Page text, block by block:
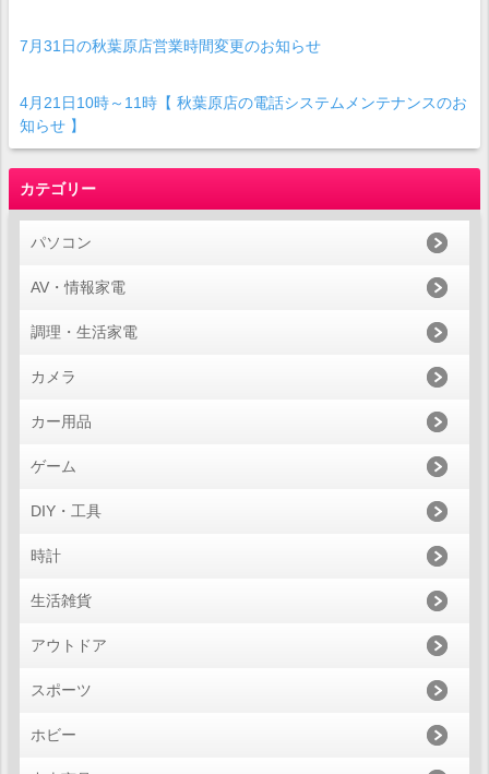
7月31日の秋葉原店営業時間変更のお知らせ
4月21日10時～11時【 秋葉原店の電話システムメンテナンスのお
知らせ 】
カテゴリー
パソコン
AV・情報家電
調理・生活家電
カメラ
カー用品
ゲーム
DIY・工具
時計
生活雑貨
アウトドア
スポーツ
ホビー